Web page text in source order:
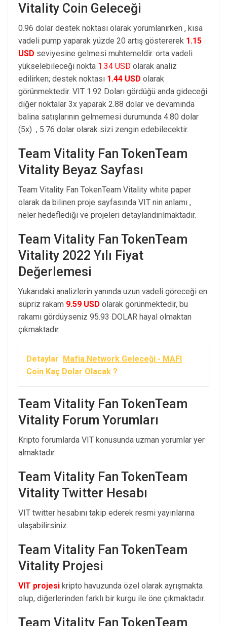
Vitality Coin Geleceği
0.96 dolar destek noktası olarak yorumlanırken , kısa
vadeli pump yaparak yüzde 20 artış göstererek 1.15
USD seviyesine gelmesi muhtemeldir. orta vadeli
yükselebileceği nokta 1.34 USD olarak analiz
edilirken; destek noktası 1.44 USD olarak
görünmektedir. VIT 1.92 Doları gördüğü anda gideceği
diğer noktalar 3x yaparak 2.88 dolar ve devamında
balina satışlarının gelmemesi durumunda 4.80 dolar
(5x) , 5.76 dolar olarak sizi zengin edebilecektir.
Team Vitality Fan TokenTeam
Vitality Beyaz Sayfası
Team Vitality Fan TokenTeam Vitality white paper
olarak da bilinen proje sayfasında VIT nin anlamı ,
neler hedeflediği ve projeleri detaylandırılmaktadır.
Team Vitality Fan TokenTeam
Vitality 2022 Yılı Fiyat
Değerlemesi
Yukarıdaki analizlerin yanında uzun vadeli göreceği en
süpriz rakam 9.59 USD olarak görünmektedir, bu
rakamı gördüyseniz 95.93 DOLAR hayal olmaktan
çıkmaktadır.
Detaylar Mafia.Network Geleceği - MAFI
Coin Kaç Dolar Olacak ?
Team Vitality Fan TokenTeam
Vitality Forum Yorumları
Kripto forumlarda VIT konusunda uzman yorumlar yer
almaktadır.
Team Vitality Fan TokenTeam
Vitality Twitter Hesabı
VIT twitter hesabını takip ederek resmi yayınlarına
ulaşabilirsiniz.
Team Vitality Fan TokenTeam
Vitality Projesi
VIT projesi kripto havuzunda özel olarak ayrışmakta
olup, diğerlerinden farklı bir kurgu ile öne çıkmaktadır.
Team Vitality Fan TokenTeam